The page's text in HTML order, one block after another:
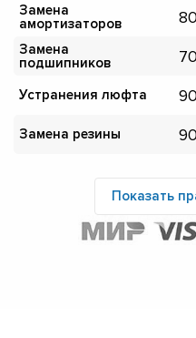
Замена
амортизаторов
Замена
подшипников
Устранения люфта
Замена резины
Показать